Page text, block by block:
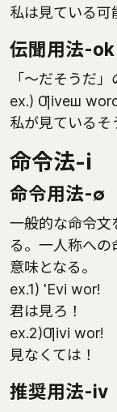
私は見ている可
伝聞用法-ok
「～だそうだ」
ex.) Ƣiveш
私が見ているそ
命令法-i
命令用法-∅
一般的な命令文
る。一人称へ
意味となる。
ex.1) 'Evi wor!
君は見ろ！
ex.2)Ƣivi wor!
見なくては！
推奨用法-iv